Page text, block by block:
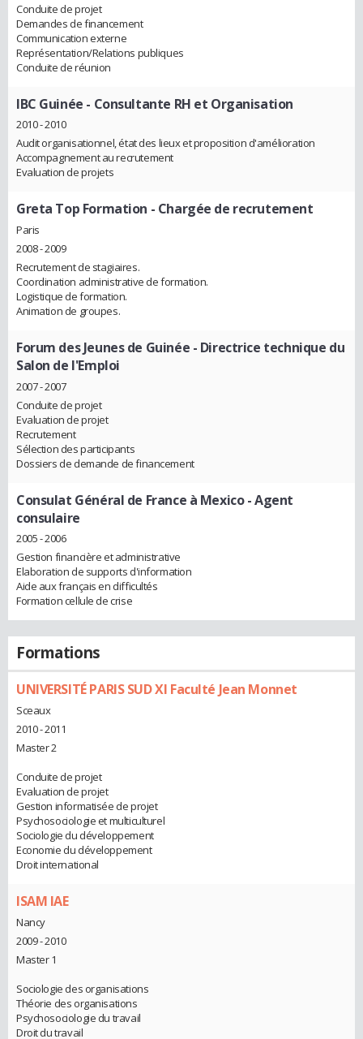
Conduite de projet
Demandes de financement
Communication externe
Représentation/Relations publiques
Conduite de réunion
IBC Guinée - Consultante RH et Organisation
2010 - 2010
Audit organisationnel, état des lieux et proposition d'amélioration
Accompagnement au recrutement
Evaluation de projets
Greta Top Formation - Chargée de recrutement
Paris
2008 - 2009
Recrutement de stagiaires.
Coordination administrative de formation.
Logistique de formation.
Animation de groupes.
Forum des Jeunes de Guinée - Directrice technique du
Salon de l'Emploi
2007 - 2007
Conduite de projet
Evaluation de projet
Recrutement
Sélection des participants
Dossiers de demande de financement
Consulat Général de France à Mexico- Agent
consulaire
2005 - 2006
Gestion financière et administrative
Elaboration de supports d'information
Aide aux français en difficultés
Formation cellule de crise
Formations
UNIVERSITÉ PARIS SUD XI Faculté Jean Monnet
Sceaux
2010 - 2011
Master 2
Conduite de projet
Evaluation de projet
Gestion informatisée de projet
Psychosociologie et multiculturel
Sociologie du développement
Economie du développement
Droit international
ISAM IAE
Nancy
2009 - 2010
Master 1
Sociologie des organisations
Théorie des organisations
Psychosociologie du travail
Droit du travail